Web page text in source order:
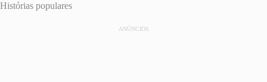
Histórias populares
ANÚNCIOS